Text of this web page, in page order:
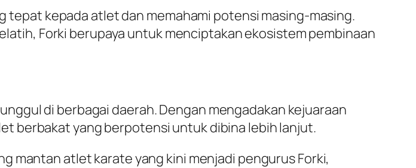
tepat kepada atlet dan memahami potensi masing-masing.
Forki berupaya untuk menciptakan ekosistem pembinaan
di berbagai daerah. Dengan mengadakan kejuaraan
berbakat yang berpotensi untuk dibina lebih lanjut.
mantan atlet karate yang kini menjadi pengurus Forki,